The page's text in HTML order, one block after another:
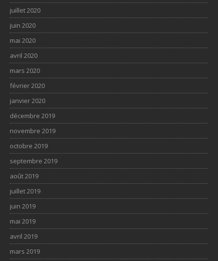
juillet 2020
juin 2020
mai 2020
avril 2020
mars 2020
février 2020
janvier 2020
décembre 2019
novembre 2019
octobre 2019
septembre 2019
août 2019
juillet 2019
juin 2019
mai 2019
avril 2019
mars 2019